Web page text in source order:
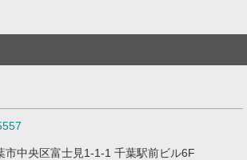
市中央区富士見1-1-1 千葉駅前ビル6F